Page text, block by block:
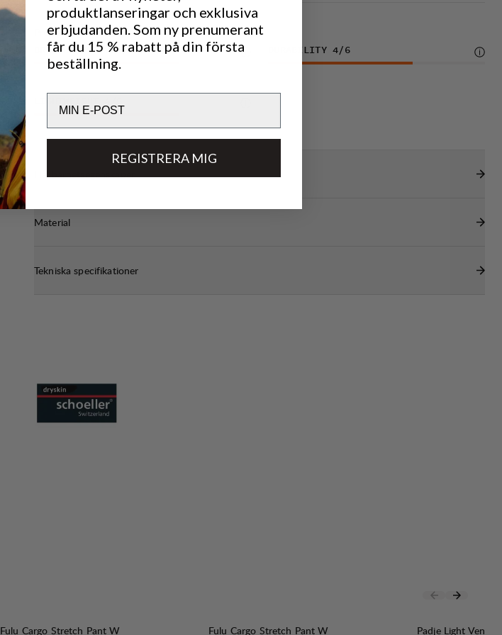
Prestanda
BREATHABILITY 4 /6 DURABILITY 4/6
Hållbarhetsegenskaper
Material
Tekniska specifikationer
Fulu Cargo Stretch Pant W
Fulu Cargo Stretch Pant W
Padje Light Vent
produktlanseringar och exklusiva
erbjudanden. Som ny prenumerant
får du 15 % rabatt på din första
beställning.
REGISTRERA MIG